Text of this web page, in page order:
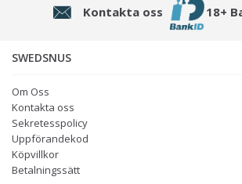
Kontakta oss 18+
SWEDSNUS
Om Oss
Kontakta oss
Sekretesspolicy
Uppförandekod
Köpvillkor
Betalningssätt